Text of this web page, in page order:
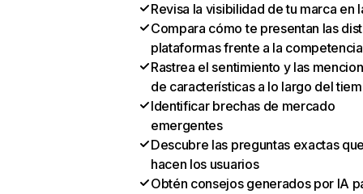
Revisa la visibilidad de tu marca en
Compara cómo te presentan las
plataformas frente a la competencia
Rastrea el sentimiento y las
de características a lo largo del
Identificar brechas de mercado
emergentes
Descubre las preguntas exactas
hacen los usuarios
Obtén consejos generados por IA